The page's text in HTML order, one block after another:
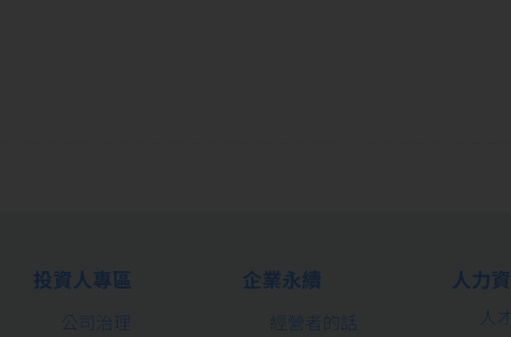
投資人專區
公司治理
企業永續
經營者的話
人力
人